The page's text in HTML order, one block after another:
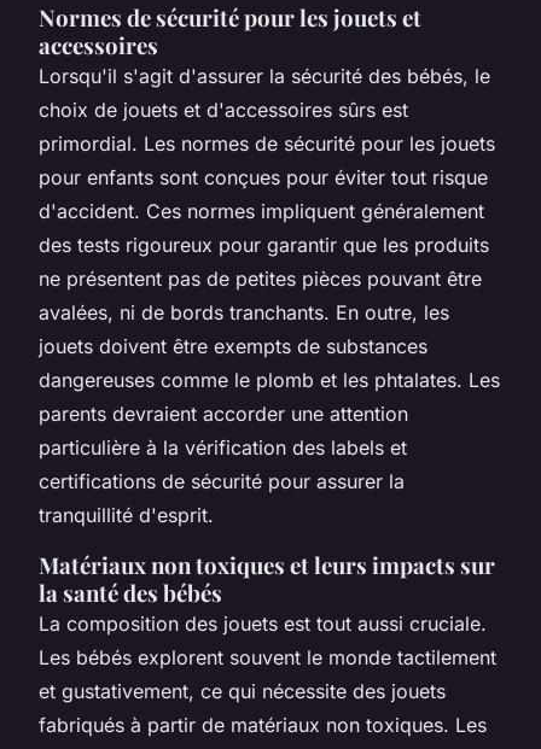
Normes de sécurité pour les jouets et
accessoires
Lorsqu'il s'agit d'assurer la sécurité des bébés, le
choix de jouets et d'accessoires sûrs est
primordial. Les normes de sécurité pour les jouets
pour enfants sont conçues pour éviter tout risque
d'accident. Ces normes impliquent généralement
des tests rigoureux pour garantir que les produits
ne présentent pas de petites pièces pouvant être
avalées, ni de bords tranchants. En outre, les
jouets doivent être exempts de substances
dangereuses comme le plomb et les phtalates. Les
parents devraient accorder une attention
particulière à la vérification des labels et
certifications de sécurité pour assurer la
tranquillité d'esprit.
Matériaux non toxiques et leurs impacts sur
la santé des bébés
La composition des jouets est tout aussi cruciale.
Les bébés explorent souvent le monde tactilement
et gustativement, ce qui nécessite des jouets
fabriqués à partir de matériaux non toxiques. Les